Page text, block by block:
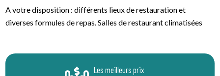
A votre disposition : différents lieux de restauration et
diverses formules de repas. Salles de restaurant climatisées
Les meilleurs prix